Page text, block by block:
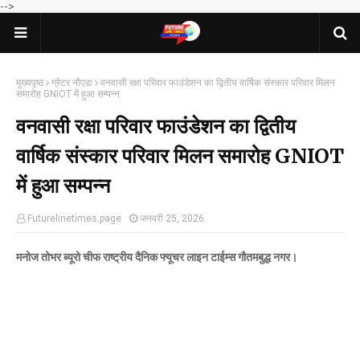
-->
मुख्यपृष्ठ ग्रेटर नौएडा
वनवासी रक्षा परिवार फाउंडेशन का द्वितीय वार्षिक संस्कार परिवार मिलन
समारोह GNIOT में हुआ सम्पन्न
वनवासी रक्षा परिवार फाउंडेशन का द्वितीय
वार्षिक संस्कार परिवार मिलन समारोह GNIOT
में हुआ सम्पन्न
Futurelinetimes.page जनवरी 25, 2026
मनोज तोभर ब्यूरो चीफ राष्ट्रीय दैनिक फ्यूचर लाइन टाईम्स गौतमबुद्ध नगर।